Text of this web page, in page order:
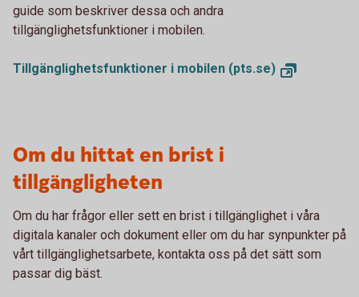
guide som beskriver dessa och andra
tillgänglighetsfunktioner i mobilen.
Tillgänglighetsfunktioner i mobilen (pts.se)
Om du hittat en brist i
tillgängligheten
Om du har frågor eller sett en brist i tillgänglighet i våra
digitala kanaler och dokument eller om du har synpunkter på
vårt tillgänglighetsarbete, kontakta oss på det sätt som
passar dig bäst.